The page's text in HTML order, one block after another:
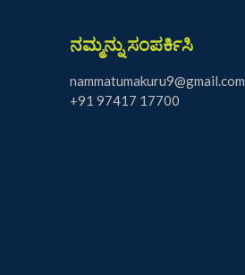
ನಮ್ಮನ್ನು ಸಂಪರ್ಕಿಸಿ
nammatumakuru9@gmail.com
+91 97417 17700